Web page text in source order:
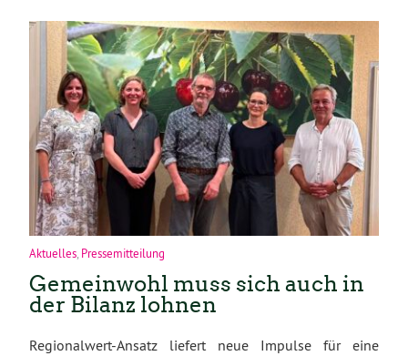
Aktuelles, Pressemitteilung
Gemeinwohl muss sich auch in
der Bilanz lohnen
Regionalwert-Ansatz liefert neue Impulse für eine